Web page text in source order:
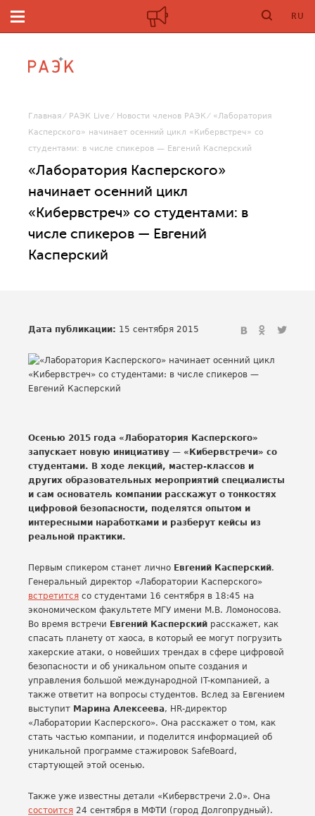
RU
Главная РАЭК Live Новости членов РАЭК
«Лаборатория
Касперского» начинает осенний цикл «Кибервстреч» со
студентами: в числе спикеров — Евгений Касперский
«Лаборатория Касперского»
начинает осенний цикл
«Кибервстреч» со студентами: в
числе спикеров — Евгений
Касперский
Дата публикации: 15 сентября 2015
Осенью 2015 года «Лаборатория Касперского»
запускает новую инициативу — «Кибервстречи» со
студентами. В ходе лекций, мастер-классов и
других образовательных мероприятий специалисты
и сам основатель компании расскажут о тонкостях
цифровой безопасности, поделятся опытом и
интересными наработками и разберут кейсы из
реальной практики.
Первым спикером станет лично Евгений Касперский.
Генеральный директор «Лаборатории Касперского»
встретится со студентами 16 сентября в 18:45 на
экономическом факультете МГУ имени М.В. Ломоносова.
Во время встречи Евгений Касперский расскажет, как
спасать планету от хаоса, в который ее могут погрузить
хакерские атаки, о новейших трендах в сфере цифровой
безопасности и об уникальном опыте создания и
управления большой международной IT-компанией, а
также ответит на вопросы студентов. Вслед за Евгением
выступит Марина Алексеева, HR-директор
«Лаборатории Касперского». Она расскажет о том, как
стать частью компании, и поделится информацией об
уникальной программе стажировок SafeBoard,
стартующей этой осенью.
Также уже известны детали «Кибервстречи 2.0». Она
состоится 24 сентября в МФТИ (город Долгопрудный).